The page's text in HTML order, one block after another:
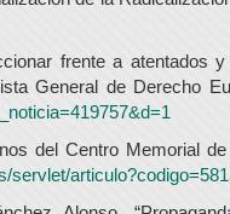
frente a atentados
General de Derecho
del Centro Memorial
servlet/